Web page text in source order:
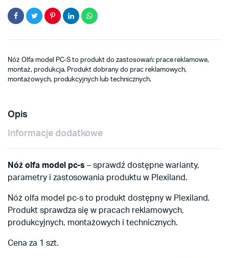
Nóż Olfa model PC-S to produkt do zastosowań: prace reklamowe,
montaż, produkcja. Produkt dobrany do prac reklamowych,
montażowych, produkcyjnych lub technicznych.
Opis
Informacje dodatkowe
Nóż olfa model pc-s – sprawdź dostępne warianty,
parametry i zastosowania produktu w Plexiland.
Nóż olfa model pc-s to produkt dostępny w Plexiland.
Produkt sprawdza się w pracach reklamowych,
produkcyjnych, montażowych i technicznych.
Cena za 1 szt.